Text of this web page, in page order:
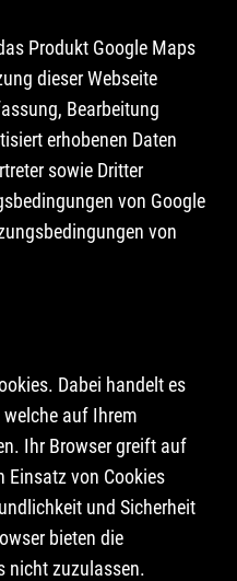
Produkt Google Maps
dieser Webseite
Bearbeitung
erhobenen Daten
sowie Dritter
von Google
von
Dabei handelt es
auf Ihrem
Ihr Browser greift auf
Einsatz von Cookies
und Sicherheit
bieten die
nicht zuzulassen.